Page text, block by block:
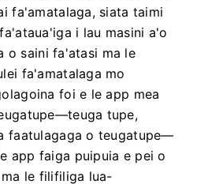
fa'amatalaga, siata taimi
i lau masini a'o
o saini fa'atasi ma le
fa'amatalaga mo
foi e le app mea
tupe,
faatulagaga o teugatupe—
app faiga puipuia e pei o
le filifiliga lua-